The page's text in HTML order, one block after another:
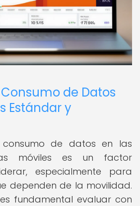
de Datos
Estándar y
de datos en las
móviles es un factor
especialmente para
dependen de la movilidad.
fundamental evaluar con